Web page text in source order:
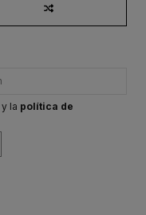
y la política de